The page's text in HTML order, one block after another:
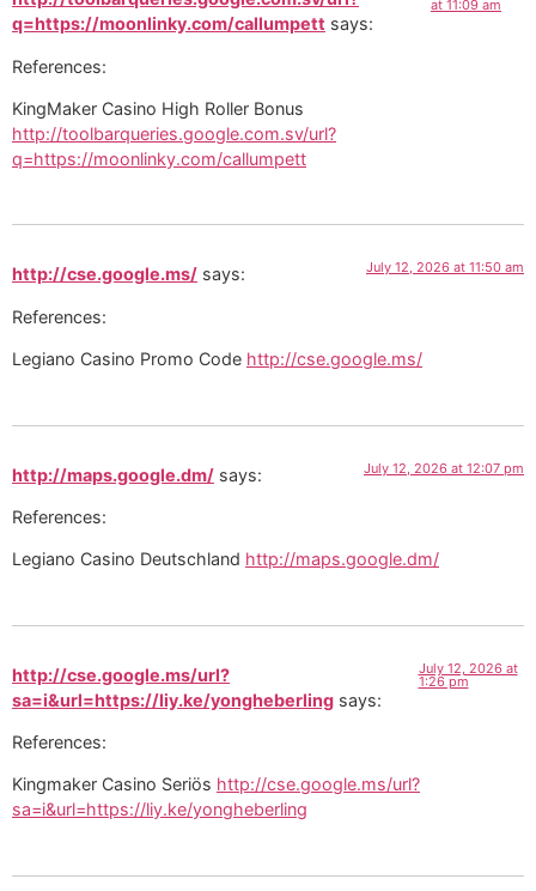
q=https://moonlinky.com/callumpett says:
at 11:09 am
References:
KingMaker Casino High Roller Bonus
http://toolbarqueries.google.com.sv/url?
q=https://moonlinky.com/callumpett
http://cse.google.ms/ says: July 12, 2026 at 11:50 am
References:
Legiano Casino Promo Code http://cse.google.ms/
http://maps.google.dm/ says: July 12, 2026 at 12:07 pm
References:
Legiano Casino Deutschland http://maps.google.dm/
http://cse.google.ms/url?
sa=i&url=https://liy.ke/yongheberling says:
July 12, 2026 at
1:26 pm
References:
Kingmaker Casino Seriös http://cse.google.ms/url?
sa=i&url=https://liy.ke/yongheberling